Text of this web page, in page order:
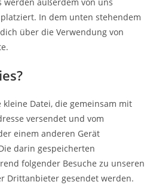
In dem unten stehendem
über die Verwendung von
kleine Datei, die gemeinsam mit
versendet und vom
einem anderen Gerät
darin gespeicherten
folgender Besuche zu unseren
Drittanbieter gesendet werden.